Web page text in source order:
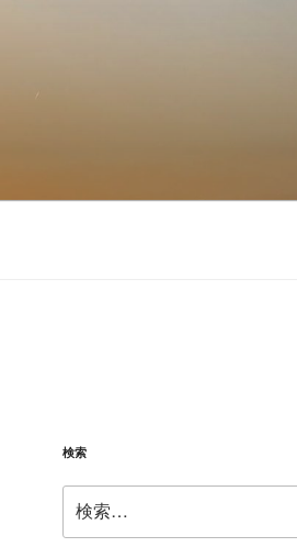
検索
索: